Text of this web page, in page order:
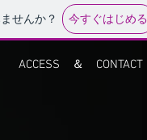
せんか？ 今すぐはじめる
ACCESS ＆ CONTACT